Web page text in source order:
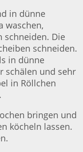
in dünne
waschen,
schneiden. Die
schneiden.
in dünne
schälen und sehr
in Röllchen
bringen und
köcheln lassen.